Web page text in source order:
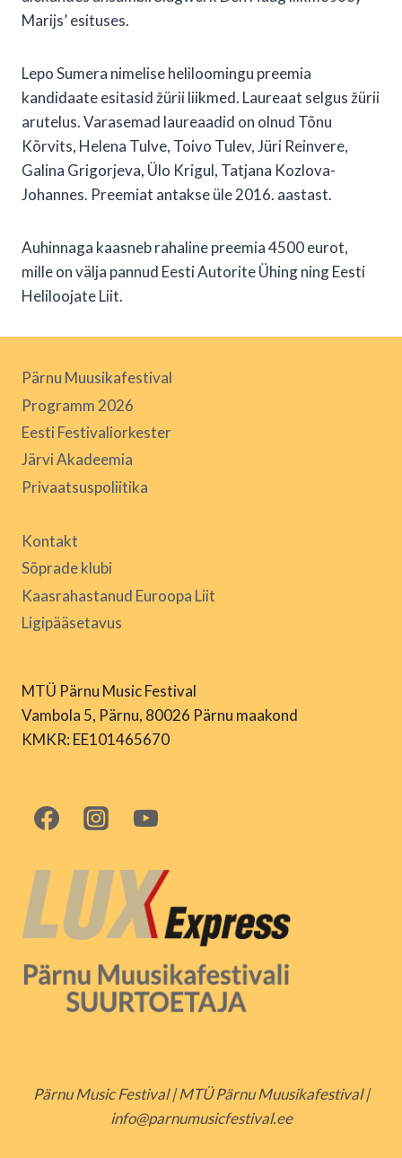
Marijs’ esituses.
Lepo Sumera nimelise heliloomingu preemia
kandidaate esitasid žürii liikmed. Laureaat selgus žürii
arutelus. Varasemad laureaadid on olnud Tõnu
Kõrvits, Helena Tulve, Toivo Tulev, Jüri Reinvere,
Galina Grigorjeva, Ülo Krigul, Tatjana Kozlova-
Johannes. Preemiat antakse üle 2016. aastast.
Auhinnaga kaasneb rahaline preemia 4500 eurot,
mille on välja pannud Eesti Autorite Ühing ning Eesti
Heliloojate Liit.
Pärnu Muusikafestival
Programm 2026
Eesti Festivaliorkester
Järvi Akadeemia
Privaatsuspoliitika
Kontakt
Sõprade klubi
Kaasrahastanud Euroopa Liit
Ligipääsetavus
MTÜ Pärnu Music Festival
Vambola 5, Pärnu, 80026 Pärnu maakond
KMKR: EE101465670
Pärnu Music Festival | MTÜ Pärnu Muusikafestival |
info@parnumusicfestival.ee